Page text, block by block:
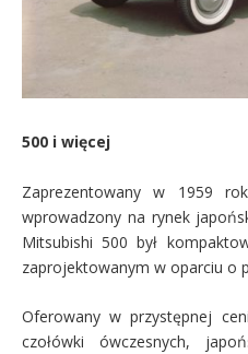
500 i więcej
Zaprezentowany w 1959
wprowadzony na rynek
Mitsubishi 500 był
zaprojektowanym w oparciu o
Oferowany w przystępnej
czołówki ówczesnych,